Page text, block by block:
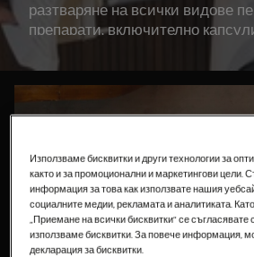
разтваряне на всички видове
препарати, включително
Силата на изпиране на
гарантирана дори и при кратки
температури на пране.
Използваме бисквитки и други технологии за
както и за промоционални и маркетингови цели.
информация за това как използвате нашия
социалните медии, рекламата и аналитиката.
„Приемане на всички бисквитки“ се съгласявате
използваме бисквитки. За повече информация,
декларация за бисквитки.